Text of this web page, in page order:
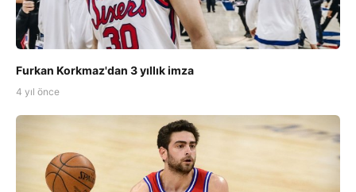
Furkan Korkmaz'dan 3 yıllık imza
4 yıl önce